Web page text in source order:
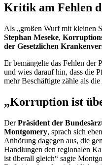
Kritik am Fehlen
Als „großen Wurf mit kleinen
Stephan Meseke,
der Gesetzlichen
Er bemängelte das Fehlen der
und wies darauf hin, dass die
mehr Beschäftigte zähle als
„Korruption ist
DerPräsident der
Montgomery, sprach sich
Anhörung dagegen aus, die
Handlungen den regionalen
ist überall gleich“ sagte